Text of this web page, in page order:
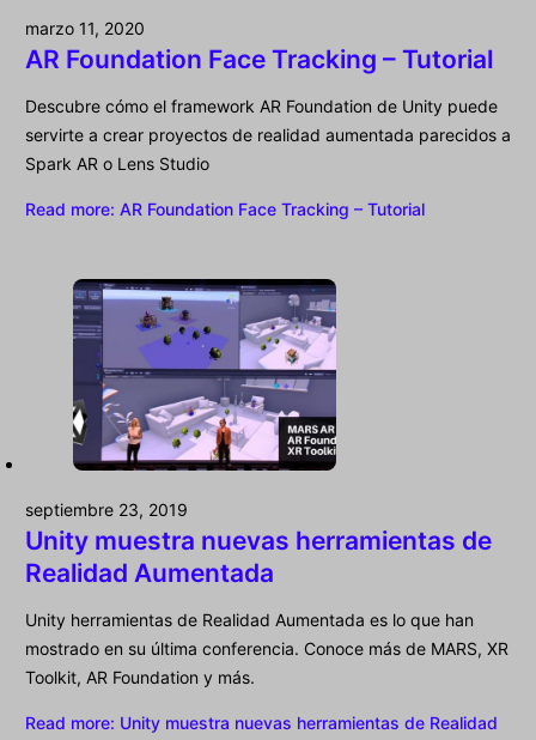
marzo 11, 2020
AR Foundation Face Tracking – Tutorial
Descubre cómo el framework AR Foundation de Unity puede
servirte a crear proyectos de realidad aumentada parecidos a
Spark AR o Lens Studio
Read more: AR Foundation Face Tracking – Tutorial
septiembre 23, 2019
Unity muestra nuevas herramientas de
Realidad Aumentada
Unity herramientas de Realidad Aumentada es lo que han
mostrado en su última conferencia. Conoce más de MARS, XR
Toolkit, AR Foundation y más.
Read more: Unity muestra nuevas herramientas de Realidad